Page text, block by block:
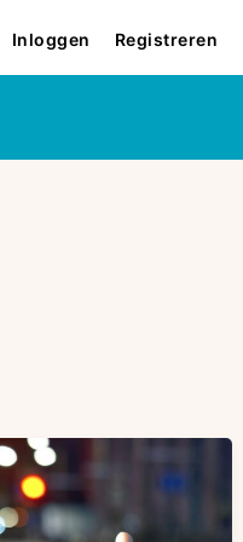
Inloggen Registreren